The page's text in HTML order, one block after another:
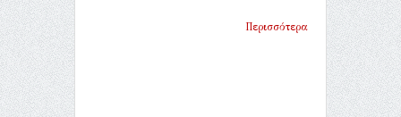
Περισσότερα